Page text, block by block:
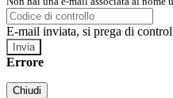
E-mail inviata, si prega di
Errore
Chiudi